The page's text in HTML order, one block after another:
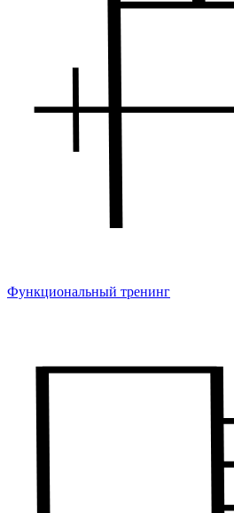
Функциональный тренинг